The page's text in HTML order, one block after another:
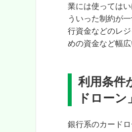
業には使っては
ういった制約が
行資金などのレ
めの資金など幅
利用条件
ドローン」
銀行系のカード